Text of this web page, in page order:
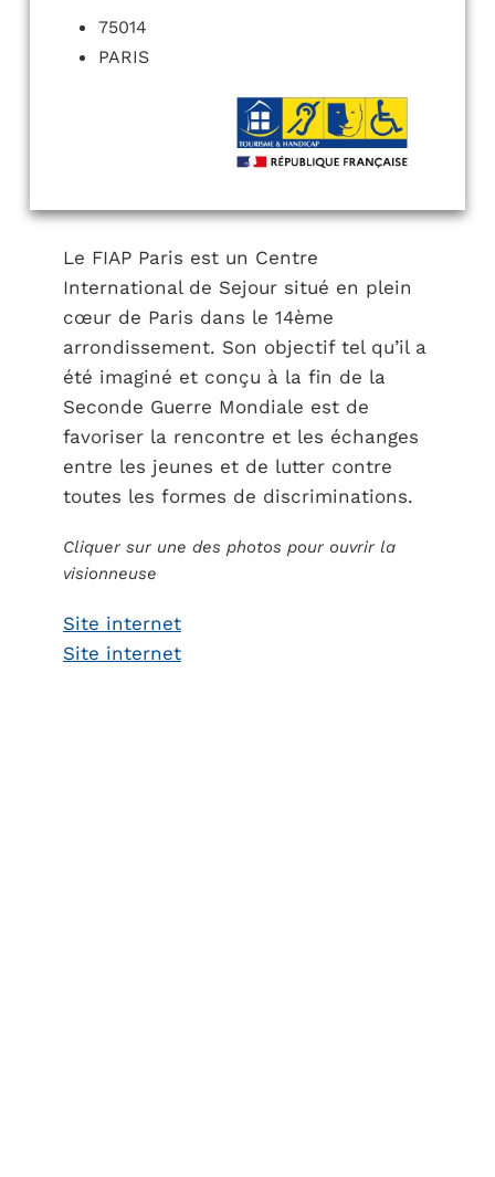
75014
PARIS
Le FIAP Paris est un Centre
International de Sejour situé en plein
cœur de Paris dans le 14ème
arrondissement. Son objectif tel qu’il a
été imaginé et conçu à la fin de la
Seconde Guerre Mondiale est de
favoriser la rencontre et les échanges
entre les jeunes et de lutter contre
toutes les formes de discriminations.
Cliquer sur une des photos pour ouvrir la
visionneuse
Site internet
Site internet